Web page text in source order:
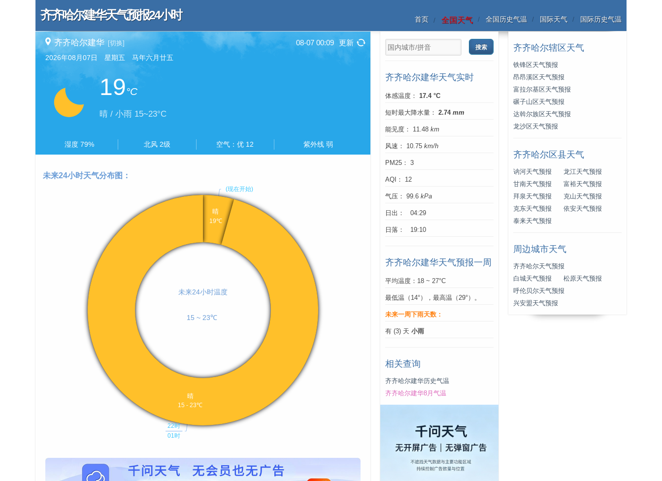
齐齐哈尔建华天气预报24小时 首页 全国天气 全国历史气温 国际天气 国际历史气温
齐齐哈尔建华 [切换] 08-07 00:09 更新
2026年08月07日 星期五 马年六月廿五
19°C
晴 / 小雨 15~23°C
湿度 79% 北风 2级 空气：优 12 紫外线 弱
齐齐哈尔建华天气实时
体感温度： 17.4 °C
短时最大降水量： 2.74 mm
能见度： 11.48 km
风速： 10.75 km/h
PM25： 3
AQI： 12
气压： 99.6 kPa
日出： 04:29
日落： 19:10
齐齐哈尔建华天气预报一周
平均温度：18 ~ 27°C
最低温（14°），最高温（29°）。
未来一周下雨天数：
有 (3) 天 小雨
相关查询
齐齐哈尔建华历史气温
齐齐哈尔建华8月气温
齐齐哈尔辖区天气
铁锋区天气预报
昂昂溪区天气预报
富拉尔基区天气预报
碾子山区天气预报
达斡尔族区天气预报
龙沙区天气预报
齐齐哈尔区县天气
讷河天气预报
龙江天气预报
甘南天气预报
富裕天气预报
拜泉天气预报
克山天气预报
克东天气预报
依安天气预报
泰来天气预报
周边城市天气
齐齐哈尔天气预报
白城天气预报
松原天气预报
呼伦贝尔天气预报
兴安盟天气预报